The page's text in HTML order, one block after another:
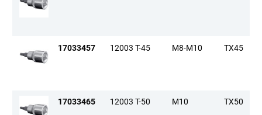
17033457 12003 T-45 M8-M10 TX45
17033465 12003 T-50 M10 TX50